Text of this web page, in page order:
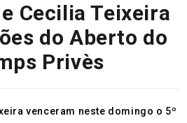
Cecilia Teixeira
do Aberto do
Privès
venceram neste domingo o 5º